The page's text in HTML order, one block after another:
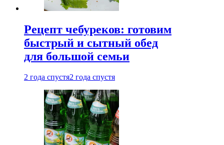
Рецепт чебуреков: готовим
быстрый и сытный обед
для большой семьи
2 года спустя2 года спустя